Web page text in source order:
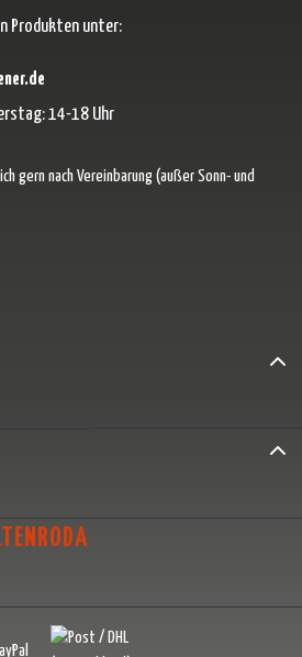
Produkten unter:
14-18 Uhr
gern nach Vereinbarung (außer Sonn- und
in neuem Tab (externer Link)
vorbei – öffnet in neuem Tab (externer Link)
Pinterest inspirieren – öffnet in neuem Tab
X – öffnet in neuem Tab (externer Link)